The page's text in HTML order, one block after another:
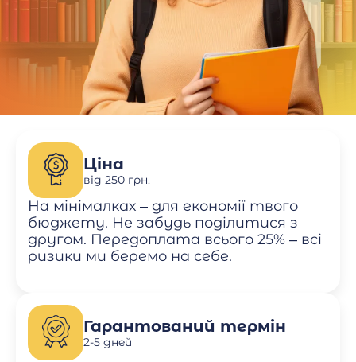
Ціна
від 250 грн.
На мінімалках – для економії твого
бюджету. Не забудь поділитися з
другом. Передоплата всього 25% – всі
ризики ми беремо на себе.
Гарантований термін
2-5 дней